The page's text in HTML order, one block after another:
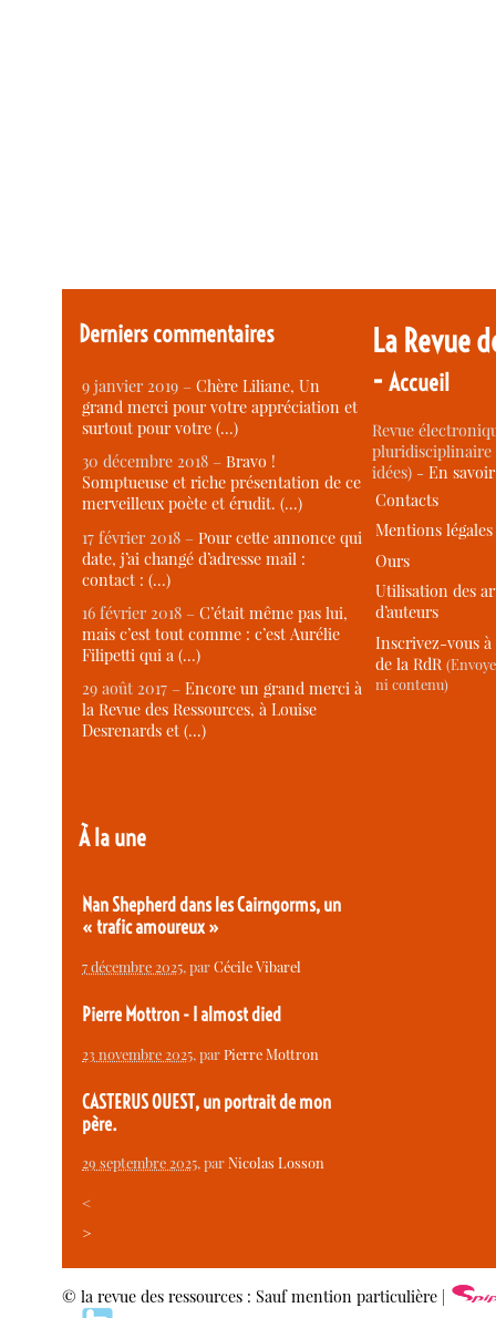
Derniers commentaires
9 janvier 2019 –Chère Liliane, Un
grand merci pour votre appréciation et
surtout pour votre (…)
30 décembre 2018 –Bravo !
Somptueuse et riche présentation de ce
merveilleux poète et érudit. (…)
17 février 2018 –Pour cette annonce qui
date, j’ai changé d’adresse mail :
contact : (…)
16 février 2018 –C’était même pas lui,
mais c’est tout comme : c’est Aurélie
Filipetti qui a (…)
29 août 2017 –Encore un grand merci à
la Revue des Ressources, à Louise
Desrenards et (…)
À la une
Nan Shepherd dans les Cairngorms, un
« trafic amoureux »
7 décembre 2025, parCécile Vibarel
Pierre Mottron - I almost died
23 novembre 2025, parPierre Mottron
CASTERUS OUEST, un portrait de mon
père.
29 septembre 2025, parNicolas Losson
<
>
La Revue
-Accueil
Revue
idées) -En
Contacts
Mentions légales
Ours
Utilisation des
d’auteurs
Inscrivez-vous
de la RdR
ni contenu)
© la revue des ressources : Sauf mention particulière |